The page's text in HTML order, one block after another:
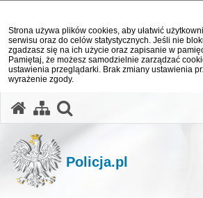
Strona używa plików cookies, aby ułatwić
serwisu oraz do celów statystycznych. Jeśli nie
zgadzasz się na ich użycie oraz zapisanie w
Pamiętaj, że możesz samodzielnie zarządzać
ustawienia przeglądarki. Brak zmiany ustawienia
wyrażenie zgody.
Policja.pl